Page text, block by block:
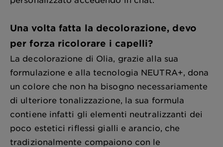
Una volta fatta la decolorazione, devo
per forza ricolorare i capelli?
La decolorazione di Olia, grazie alla sua
formulazione e alla tecnologia NEUTRA+, dona
un colore che non ha bisogno necessariamente
di ulteriore tonalizzazione, la sua formula
contiene infatti gli elementi neutralizzanti dei
poco estetici riflessi gialli e arancio, che
tradizionalmente compaiono con le